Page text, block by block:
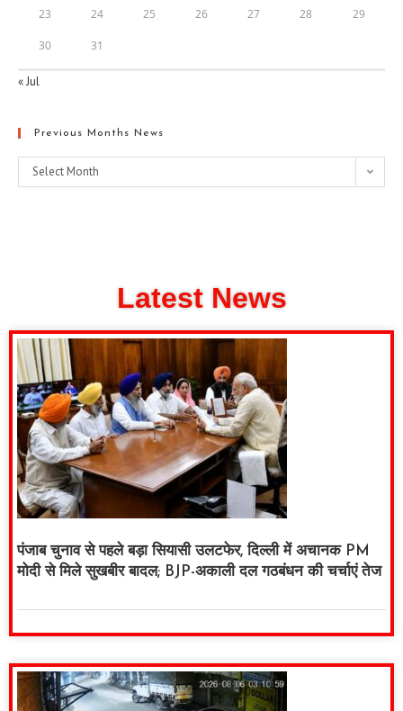
23 24 25 26 27 28 29
30 31
« Jul
Previous Months News
Select Month
Latest News
पंजाब चुनाव से पहले बड़ा सियासी उलटफेर, दिल्ली में अचानक PM
मोदी से मिले सुखबीर बादल; BJP-अकाली दल गठबंधन की चर्चाएं तेज